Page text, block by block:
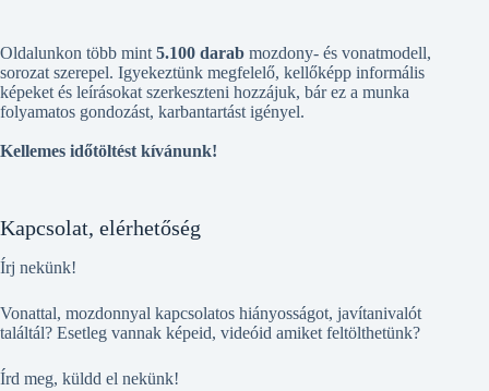
Oldalunkon több mint 5.100 darab mozdony- és vonatmodell,
sorozat szerepel. Igyekeztünk megfelelő, kellőképp informális
képeket és leírásokat szerkeszteni hozzájuk, bár ez a munka
folyamatos gondozást, karbantartást igényel.
Kellemes időtöltést kívánunk!
Kapcsolat, elérhetőség
Írj nekünk!
Vonattal, mozdonnyal kapcsolatos hiányosságot, javítanivalót
találtál? Esetleg vannak képeid, videóid amiket feltölthetünk?
Írd meg, küldd el nekünk!